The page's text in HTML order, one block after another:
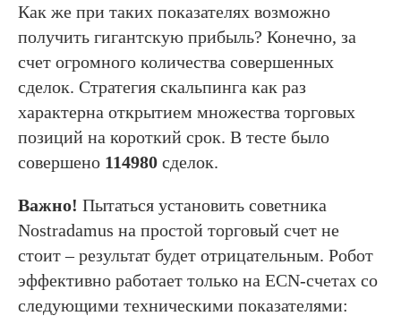
Как же при таких показателях возможно
получить гигантскую прибыль? Конечно, за
счет огромного количества совершенных
сделок. Стратегия скальпинга как раз
характерна открытием множества торговых
позиций на короткий срок. В тесте было
совершено 114980 сделок.
Важно! Пытаться установить советника
Nostradamus на простой торговый счет не
стоит – результат будет отрицательным. Робот
эффективно работает только на ECN-счетах со
следующими техническими показателями: